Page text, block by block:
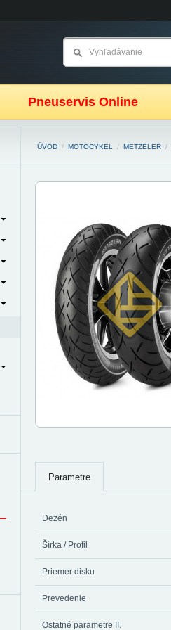
Pneuservis Online
ÚVOD / MOTOCYKEL / METZELER /
Parametre
Dezén
Šírka / Profil
Priemer disku
Prevedenie
Ostatné parametre II.